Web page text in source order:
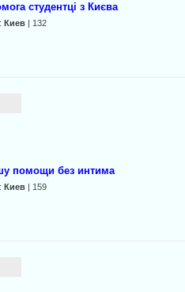
студентці з Києва
Киев| 132
помощи без интима
Киев| 159